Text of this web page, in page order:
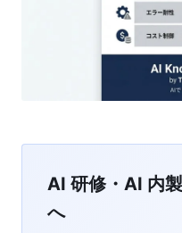
AI 研修・AI 内
へ